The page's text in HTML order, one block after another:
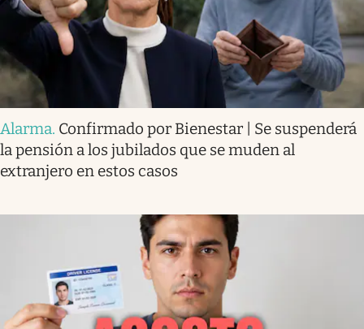
Alarma. Confirmado por Bienestar | Se suspenderá
la pensión a los jubilados que se muden al
extranjero en estos casos